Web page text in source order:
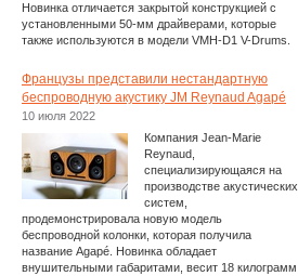
Новинка отличается закрытой конструкцией с
установленными 50-мм драйверами, которые
также используются в модели VMH-D1 V-Drums.
Французы представили нестандартную
беспроводную акустику JM Reynaud Agapé
10 июля 2022
Компания Jean-Marie
Reynaud,
специализирующаяся на
производстве акустических
систем,
продемонстрировала новую модель
беспроводной колонки, которая получила
название Agapé. Новинка обладает
внушительными габаритами, весит 18 килограмм